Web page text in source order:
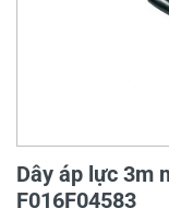
Dây áp lực 3m
F016F04583